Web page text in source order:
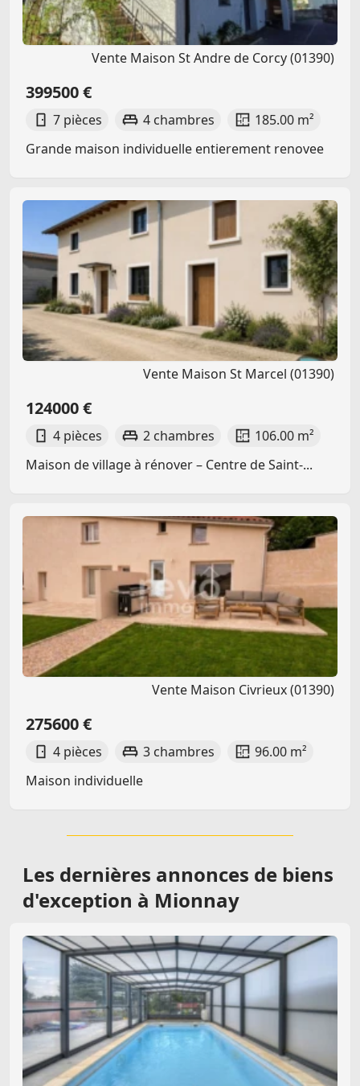
Vente Maison St Andre de Corcy (01390)
399500 €
7 pièces 4 chambres
185.00 m²
Grande maison individuelle entierement renovee
Vente Maison St Marcel (01390)
124000 €
4 pièces 2 chambres
106.00 m²
Maison de village à rénover – Centre de Saint-...
Vente Maison Civrieux (01390)
275600 €
4 pièces 3 chambres
96.00 m²
Maison individuelle
Les dernières annonces de biens
d'exception à Mionnay